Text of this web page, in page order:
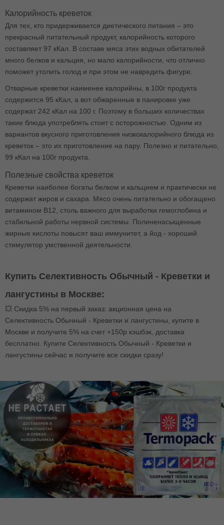
Калорийность креветок
Для тех, кто придерживается диетического питания – это
прекрасный питательный продукт, калорийность которого
составляет 97 кКал. В составе мяса этих водных обитателей
много белков и кальция, но мало калорийности, что отлично
поможет утолить голод и при этом не навредить фигуре.
Отварные креветки наименее калорийны, в 100г продукта
содержится 95 кКал, а вот обжаренные в панировке уже
содержат 242 кКал на 100 г. Поэтому в больших количествах
такие блюда употреблять стоит с осторожностью. Одним из
вариантов вкусного приготовления низкокалорийного блюда из
креветок – это их приготовление на пару. Полезно и питательно,
99 кКал на 100г продукта.
Полезные свойства креветок
Креветки наиболее богаты белком и кальцием и практически не
содержат жиров и сахара. Мясо очень питательно и обогащено
витамином В12, столь важного для выработки гемоглобина и
стабильной работы нервной системы. Полиненасыщенные
жирные кислоты повысят ваш иммунитет, а йод - хороший
стимулятор умственной деятельности.
Купить Селективность Обычный - Креветки и
лангустины в Москве:
💥 Скидка 5% на первый заказ: акционная цена на
Селективность Обычный - Креветки и лангустины, купите в
Москве и получите 5% на счет +150р кэшбэк, доставка
бесплатно. Купите Селективность Обычный - Креветки и
лангустины сейчас и получите все скидки сразу!